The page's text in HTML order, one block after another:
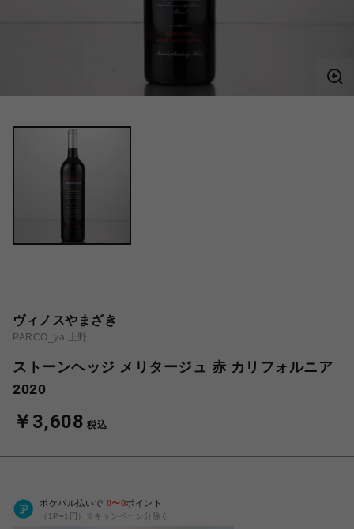
ヴィノスやまざき
PARCO_ya 上野
ストーンヘッジ メリタージュ 赤 カリフォルニア
2020
￥3,608 税込
ポケパル払いで 0〜0ポイント
（1P=1円）※キャンペーン分除く